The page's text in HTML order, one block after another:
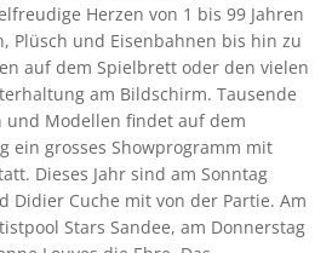
Herzen von 1 bis 99 Jahren
Plüsch und Eisenbahnen bis hin zu
auf dem Spielbrett oder den vielen
am Bildschirm. Tausende
und Modellen findet auf dem
ein grosses Showprogramm mit
Dieses Jahr sind am Sonntag
Didier Cuche mit von der Partie. Am
Stars Sandee, am Donnerstag